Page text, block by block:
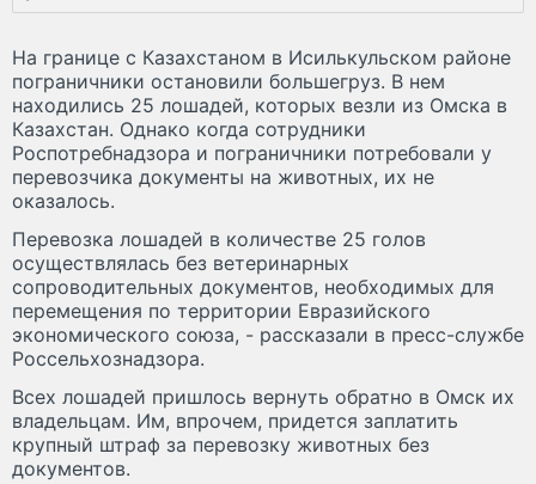
На границе с Казахстаном в Исилькульском районе
пограничники остановили большегруз. В нем
находились 25 лошадей, которых везли из Омска в
Казахстан. Однако когда сотрудники
Роспотребнадзора и пограничники потребовали у
перевозчика документы на животных, их не
оказалось.
Перевозка лошадей в количестве 25 голов
осуществлялась без ветеринарных
сопроводительных документов, необходимых для
перемещения по территории Евразийского
экономического союза, - рассказали в пресс-службе
Россельхознадзора.
Всех лошадей пришлось вернуть обратно в Омск их
владельцам. Им, впрочем, придется заплатить
крупный штраф за перевозку животных без
документов.